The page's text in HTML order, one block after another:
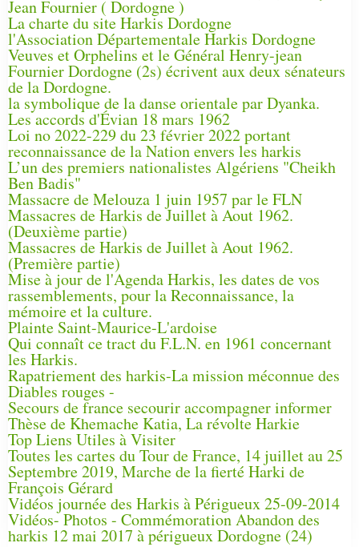
Jean Fournier ( Dordogne )
La charte du site Harkis Dordogne
l'Association Départementale Harkis Dordogne
Veuves et Orphelins et le Général Henry-jean
Fournier Dordogne (2s) écrivent aux deux sénateurs
de la Dordogne.
la symbolique de la danse orientale par Dyanka.
Les accords d'Évian 18 mars 1962
Loi no 2022-229 du 23 février 2022 portant
reconnaissance de la Nation envers les harkis
L’un des premiers nationalistes Algériens "Cheikh
Ben Badis"
Massacre de Melouza 1 juin 1957 par le FLN
Massacres de Harkis de Juillet à Aout 1962.
(Deuxième partie)
Massacres de Harkis de Juillet à Aout 1962.
(Première partie)
Mise à jour de l'Agenda Harkis, les dates de vos
rassemblements, pour la Reconnaissance, la
mémoire et la culture.
Plainte Saint-Maurice-L'ardoise
Qui connaît ce tract du F.L.N. en 1961 concernant
les Harkis.
Rapatriement des harkis-La mission méconnue des
Diables rouges -
Secours de france secourir accompagner informer
Thèse de Khemache Katia, La révolte Harkie
Top Liens Utiles à Visiter
Toutes les cartes du Tour de France, 14 juillet au 25
Septembre 2019, Marche de la fierté Harki de
François Gérard
Vidéos journée des Harkis à Périgueux 25-09-2014
Vidéos- Photos - Commémoration Abandon des
harkis 12 mai 2017 à périgueux Dordogne (24)